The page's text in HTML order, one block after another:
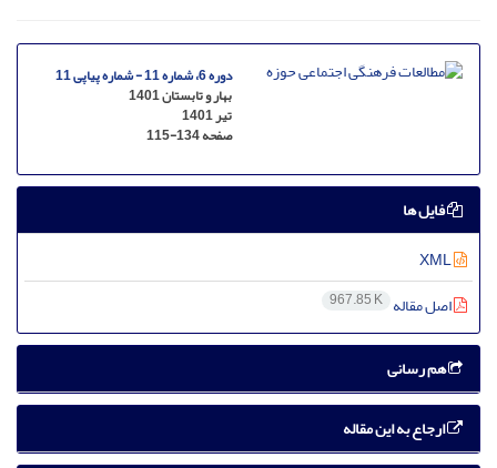
دوره 6، شماره 11 - شماره پیاپی 11
بهار و تابستان 1401
تیر 1401
صفحه115-134
فایل ها
اصل مقاله 967.85 K
هم رسانی
ارجاع به این مقاله